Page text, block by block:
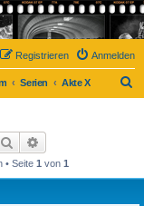
Anmelden
Registrieren
Serien Akte X
Suche
• Seite 1 von 1